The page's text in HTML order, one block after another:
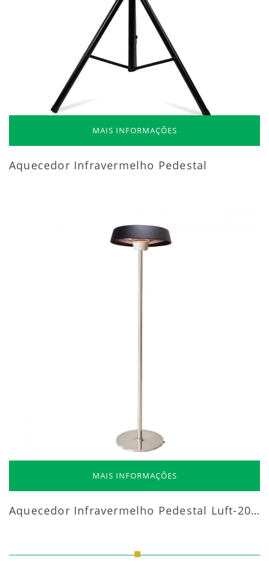
MAIS INFORMAÇÕES
Aquecedor Infravermelho Pedestal
MAIS INFORMAÇÕES
Aquecedor Infravermelho Pedestal Luft-20000